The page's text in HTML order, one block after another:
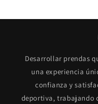
Desarrollar prendas
una experiencia
confianza y
deportiva, trabajando